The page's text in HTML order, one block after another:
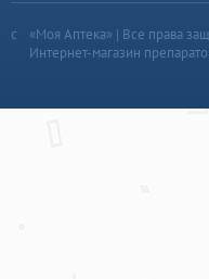
«Моя Аптека» | Все права
Интернет-магазин